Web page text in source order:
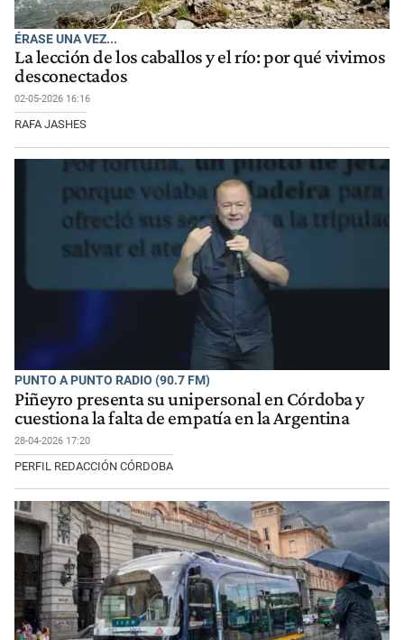
ÉRASE UNA VEZ...
La lección de los caballos y el río: por qué vivimos
desconectados
02-05-2026 16:16
RAFA JASHES
PUNTO A PUNTO RADIO (90.7 FM)
Piñeyro presenta su unipersonal en Córdoba y
cuestiona la falta de empatía en la Argentina
28-04-2026 17:20
PERFIL REDACCIÓN CÓRDOBA